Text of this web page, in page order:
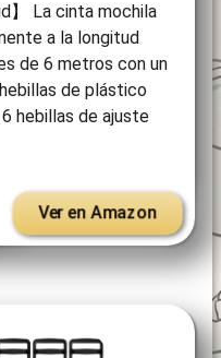
】 La cinta mochila
a la longitud
de 6 metros con un
de plástico
hebillas de ajuste
Ver en Amazon